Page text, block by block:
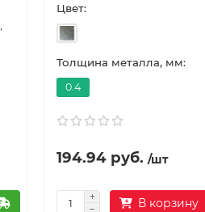
Цвет:
Толщина металла, мм:
0.4
194.94 руб. /шт
В корзину